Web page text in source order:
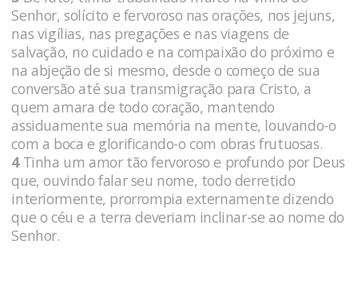
Senhor, solícito e fervoroso nas orações, nos jejuns,
nas vigílias, nas pregações e nas viagens de
salvação, no cuidado e na compaixão do próximo e
na abjeção de si mesmo, desde o começo de sua
conversão até sua transmigração para Cristo, a
quem amara de todo coração, mantendo
assiduamente sua memória na mente, louvando-o
com a boca e glorificando-o com obras frutuosas.
4Tinha um amor tão fervoroso e profundo por Deus
que, ouvindo falar seu nome, todo derretido
interiormente, prorrompia externamente dizendo
que o céu e a terra deveriam inclinar-se ao nome do
Senhor.